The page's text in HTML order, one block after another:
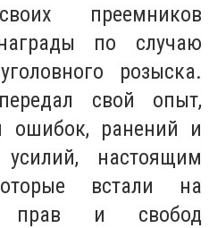
преемников
по случаю
розыска.
свой опыт,
ошибок, ранений и
усилий, настоящим
встали на
прав и свобод